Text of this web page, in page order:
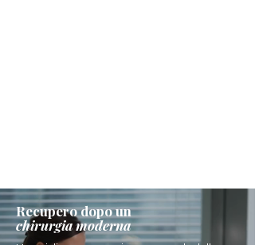
Recupero dopo un
chirurgia moderna